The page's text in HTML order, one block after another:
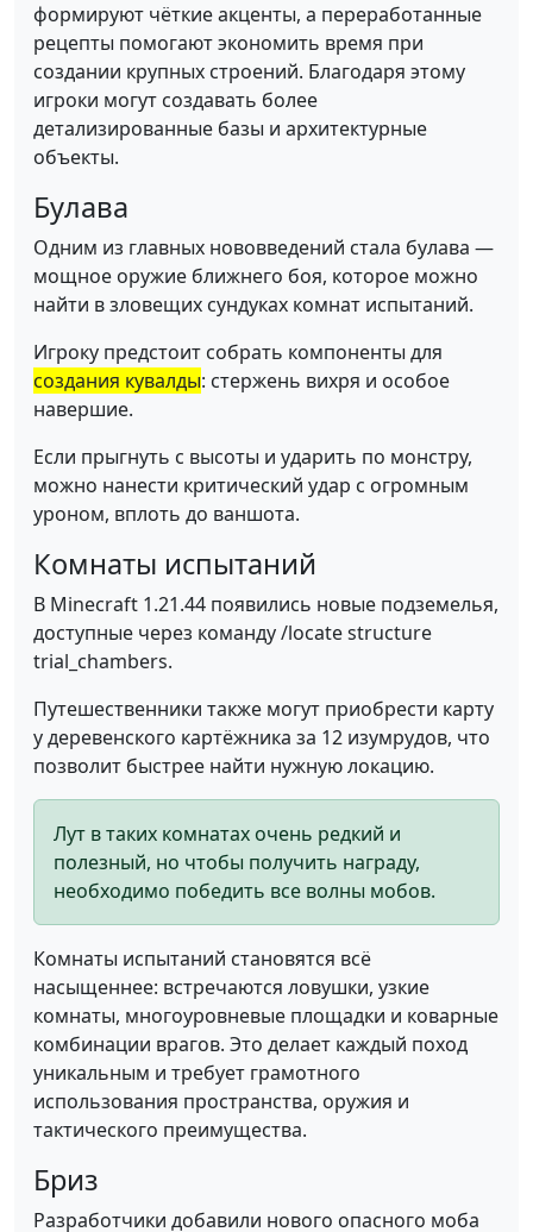
формируют чёткие акценты, а переработанные
рецепты помогают экономить время при
создании крупных строений. Благодаря этому
игроки могут создавать более
детализированные базы и архитектурные
объекты.
Булава
Одним из главных нововведений стала булава —
мощное оружие ближнего боя, которое можно
найти в зловещих сундуках комнат испытаний.
Игроку предстоит собрать компоненты для
создания кувалды: стержень вихря и особое
навершие.
Если прыгнуть с высоты и ударить по монстру,
можно нанести критический удар с огромным
уроном, вплоть до ваншота.
Комнаты испытаний
В Minecraft 1.21.44 появились новые подземелья,
доступные через команду /locate structure
trial_chambers.
Путешественники также могут приобрести карту
у деревенского картёжника за 12 изумрудов, что
позволит быстрее найти нужную локацию.
Лут в таких комнатах очень редкий и
полезный, но чтобы получить награду,
необходимо победить все волны мобов.
Комнаты испытаний становятся всё
насыщеннее: встречаются ловушки, узкие
комнаты, многоуровневые площадки и коварные
комбинации врагов. Это делает каждый поход
уникальным и требует грамотного
использования пространства, оружия и
тактического преимущества.
Бриз
Разработчики добавили нового опасного моба